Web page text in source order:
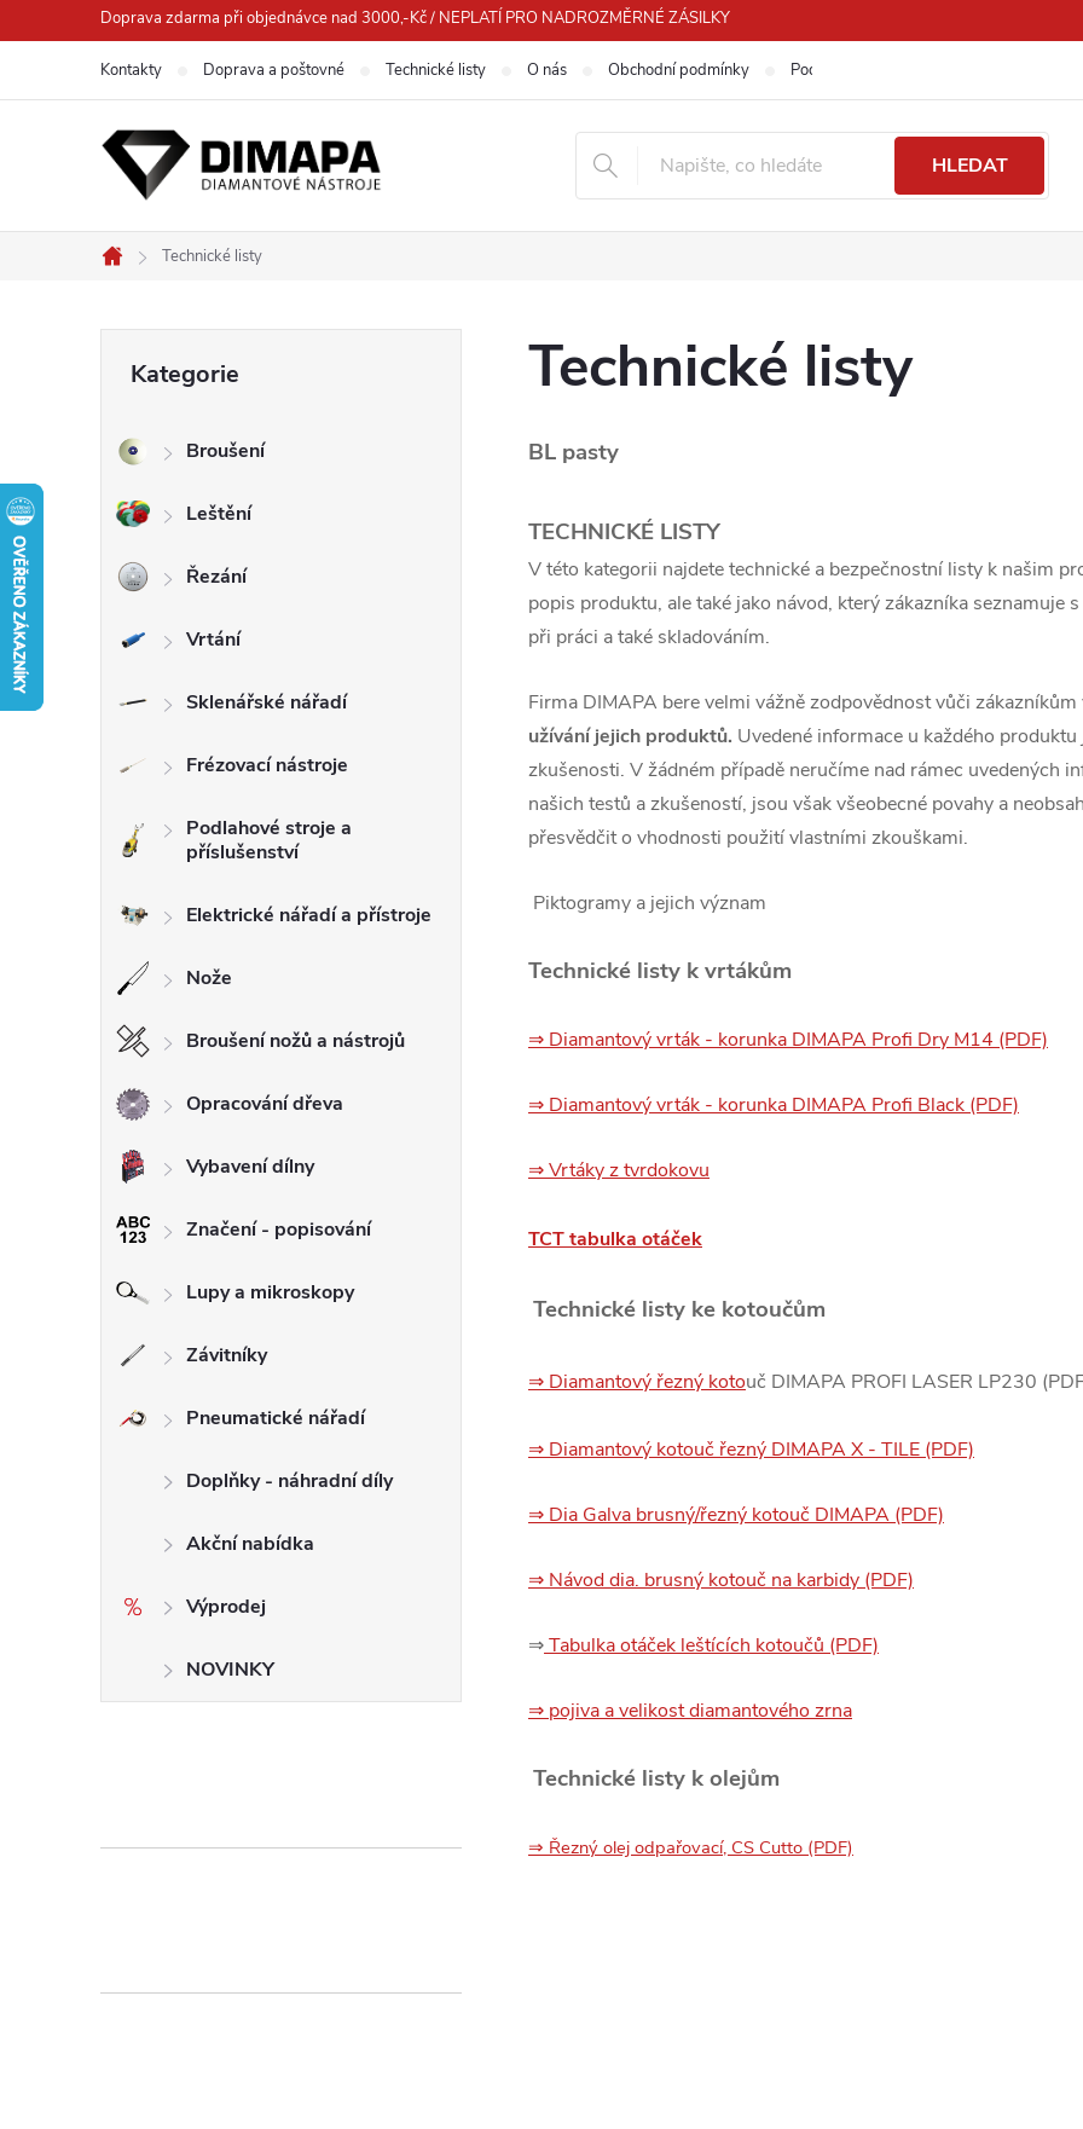
na
Doprava zdarma při objednávce nad 3000,-Kč / NEPLATÍ PRO NADROZMĚRNÉ ZÁSILKY
Kontakty Doprava a poštovné Technické listy O nás Obchodní podmínky Podmínky ochrany osobních údajů
HLEDAT
Domů
Technické listy
s
a
n
n
p
n
e
kategorie
Kategorie
Broušení
Leštění
Řezání
Vrtání
Sklenářské nářadí
Frézovací nástroje
Podlahové stroje a
příslušenství
Elektrické nářadí a přístroje
Nože
Broušení nožů a nástrojů
Opracování dřeva
Vybavení dílny
Značení - popisování
Lupy a mikroskopy
Závitníky
Pneumatické nářadí
Doplňky - náhradní díly
Akční nabídka
Výprodej
NOVINKY
Technické listy
BL pasty
TECHNICKÉ LISTY
V této kategorii najdete technické a bezpečnostní listy k našim
popis produktu, ale také jako návod, který zákazníka
při práci a také skladováním.
Firma DIMAPA bere velmi vážně zodpovědnost vůči zákazníkům
užívání jejich produktů. Uvedené informace u každého
zkušenosti. V žádném případě neručíme nad rámec uvedených
našich testů a zkušeností, jsou však všeobecné povahy a
přesvědčit o vhodnosti použití vlastními zkouškami.
Piktogramy a jejich význam
Technické listy k vrtákům
⇒ Diamantový vrták - korunka DIMAPA Profi Dry M14 (PDF)
⇒ Diamantový vrták - korunka DIMAPA Profi Black (PDF)
⇒ Vrtáky z tvrdokovu
TCT tabulka otáček
Technické listy ke kotoučům
⇒ Diamantový řezný kotouč DIMAPA PROFI LASER LP230
⇒ Diamantový kotouč řezný DIMAPA X - TILE (PDF)
⇒ Dia Galva brusný/řezný kotouč DIMAPA (PDF)
⇒ Návod dia. brusný kotouč na karbidy (PDF)
⇒Tabulka otáček leštících kotoučů (PDF)
⇒ pojiva a velikost diamantového zrna
Technické listy k olejům
⇒ Řezný olej odpařovací, CS Cutto (PDF)